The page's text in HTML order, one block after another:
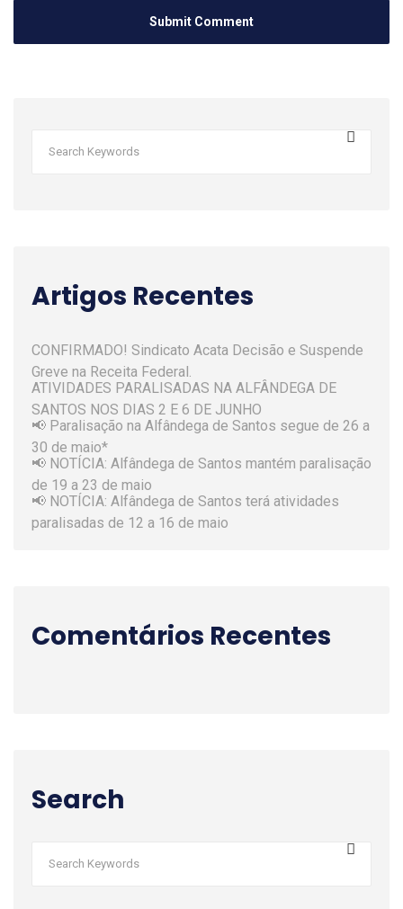
Artigos Recentes
CONFIRMADO! Sindicato Acata Decisão e Suspende
ATIVIDADES PARALISADAS NA ALFÂNDEGA DE
📢 Paralisação na Alfândega de Santos segue de 26 a
📢 NOTÍCIA: Alfândega de Santos mantém paralisação
📢 NOTÍCIA: Alfândega de Santos terá atividades
Comentários Recentes
Search